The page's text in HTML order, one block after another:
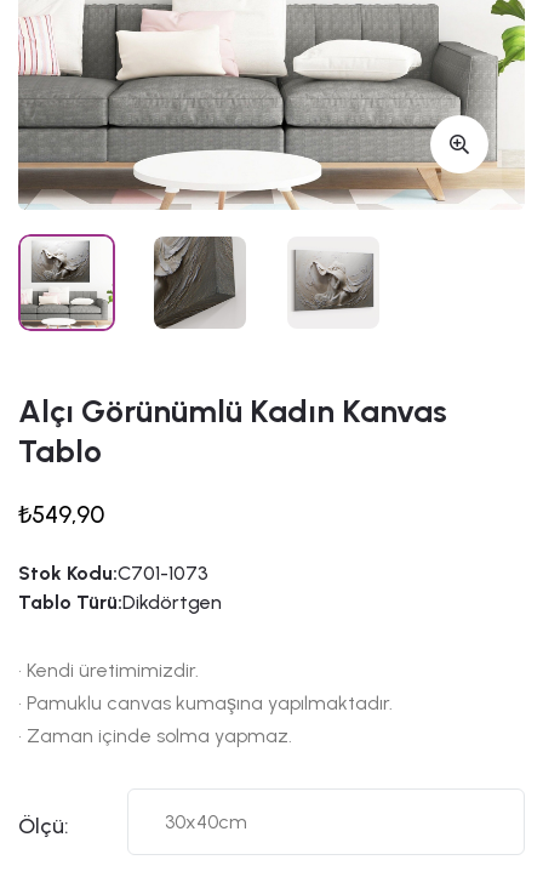
Alçı Görünümlü Kadın Kanvas
Tablo
₺549,90
Stok Kodu:C701-1073
Tablo Türü:Dikdörtgen
• Kendi üretimimizdir.
• Pamuklu canvas kumaşına yapılmaktadır.
• Zaman içinde solma yapmaz.
Ölçü: